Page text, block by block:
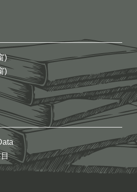
)
)